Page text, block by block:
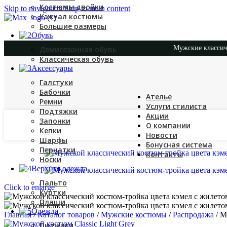
Skip to navigationSkip to main content
Мужские классические
Костюмы двойки
Кэжуал костюмы
Большие размеры
Обувь
Демисезонная обувь
Классическая обувь
Аксессуары
Галстуки
Бабочки
Ремни
Подтяжки
Запонки
Кепки
Шарфы
Перчатки
Носки
Верхняя одежда
Пальто
Куртки
Плащи
Одежда
Пиджаки
Ателье
Услуги стилиста
Акции
О компании
Новости
Бонусная система
Контакты
Click to enlarge
Главная/ Каталог товаров / Мужские костюмы / Распродажа /